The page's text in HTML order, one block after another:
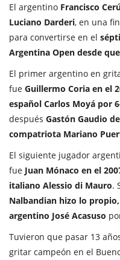
El argentino Francisco
Luciano Darderi, en una
para convertirse en el
Argentina Open desde
El primer argentino en
fue Guillermo Coria en el
español Carlos Moyá por
después Gastón Gaudio
compatriota Mariano
El siguiente jugador
fue Juan Mónaco en el
italiano Alessio di Mauro.
Nalbandian hizo lo
argentino José Acasuso
Tuvieron que pasar 13
gritar campeón en el